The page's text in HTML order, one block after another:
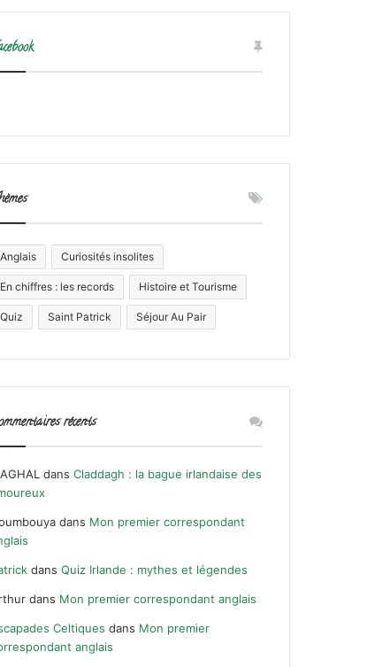
Anglais Curiosités insolites
En chiffres : les records Histoire et Tourisme
Quiz Saint Patrick Séjour Au Pair
récents
dansCladdagh : la bague irlandaise des
dans Mon premier correspondant
dansQuiz Irlande : mythes et légendes
dans Mon premier correspondant anglais
Celtiques dans Mon premier
anglais